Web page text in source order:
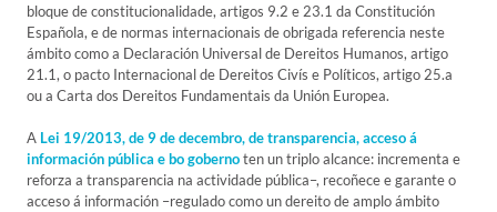
bloque de constitucionalidade, artigos 9.2 e 23.1 da Constitución
Española, e de normas internacionais de obrigada referencia neste
ámbito como a Declaración Universal de Dereitos Humanos, artigo
21.1, o pacto Internacional de Dereitos Civís e Políticos, artigo 25.a
ou a Carta dos Dereitos Fundamentais da Unión Europea.
A Lei 19/2013, de 9 de decembro, de transparencia, acceso á
información pública e bo gobernoten un triplo alcance: incrementa e
reforza a transparencia na actividade pública–, recoñece e garante o
acceso á información –regulado como un dereito de amplo ámbito